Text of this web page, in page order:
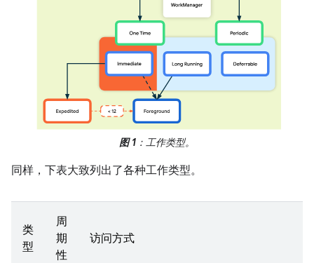
图 1 ：工作类型。
同样，下表大致列出了各种工作类型。
类
型
周
期
性
访问方式